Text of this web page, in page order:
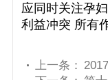
应同时关注孕
利益冲突 所有
上一条：